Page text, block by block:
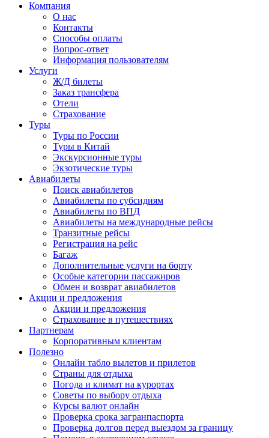
Компания
О нас
Контакты
Способы оплаты
Вопрос-ответ
Информация пользователям
Услуги
Ж/Д билеты
Заказ трансфера
Отели
Страхование
Туры
Туры по России
Туры в Китай
Экскурсионные туры
Экзотические туры
Авиабилеты
Поиск авиабилетов
Авиабилеты по субсидиям
Авиабилеты по ВПД
Авиабилеты на международные рейсы
Транзитные рейсы
Регистрация на рейс
Багаж
Дополнительные услуги на борту
Особые категории пассажиров
Обмен и возврат авиабилетов
Акции и предложения
Акции и предложения
Страхование в путешествиях
Партнерам
Корпоративным клиентам
Полезно
Онлайн табло вылетов и прилетов
Страны для отдыха
Погода и климат на курортах
Советы по выбору отдыха
Курсы валют онлайн
Проверка срока загранпаспорта
Проверка долгов перед выездом за границу